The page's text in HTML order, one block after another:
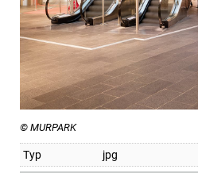
© MURPARK
Typ jpg